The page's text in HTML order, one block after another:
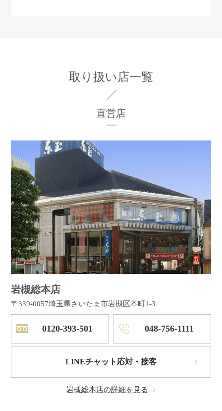
取り扱い店一覧
直営店
岩槻総本店
〒339-0057埼玉県さいたま市岩槻区本町1-3
0120-393-501 048-756-1111
LINEチャット応対・接客
岩槻総本店の詳細を見る